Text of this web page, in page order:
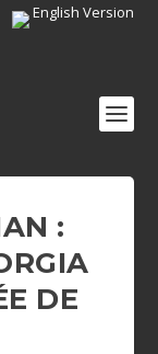
English Version
:
DE